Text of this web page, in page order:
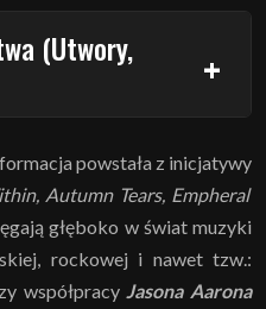
(Utwory,
powstała z inicjatywy
Autumn Tears, Empheral
głęboko w świat muzyki
rockowej i nawet tzw.:
współpracy Jasona Aarona